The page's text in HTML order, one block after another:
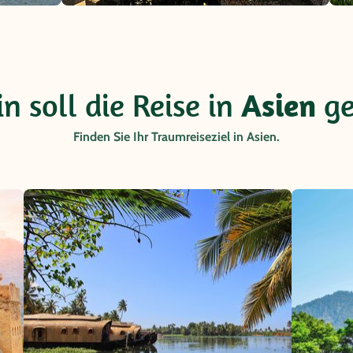
soll die Reise in Asien
Finden Sie Ihr Traumreiseziel in Asien.